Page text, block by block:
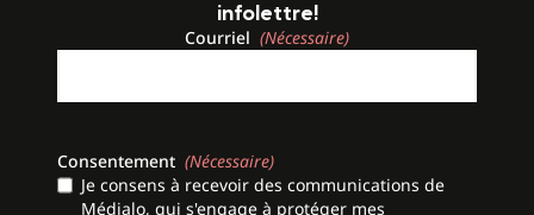
infolettre!
Courriel (Nécessaire)
Consentement (Nécessaire)
Je consens à recevoir des communications de
Médialo, qui s'engage à protéger mes